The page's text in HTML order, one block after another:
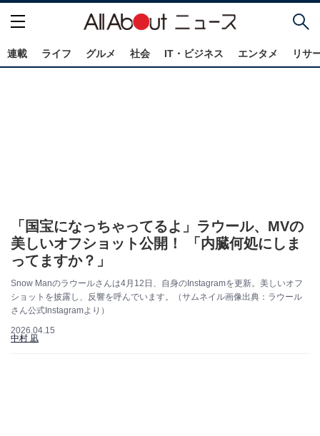
連載 ライフ グルメ 社会 IT・ビジネス エンタメ リサ
「国宝になっちゃってるよ」ラウール、MVの
美しいオフショット公開！ 「内臓何処にしま
ってますか？」
Snow Manのラウールさんは4月12日、自身のInstagramを更新。美しいオフ
ショットを披露し、反響を呼んでいます。（サムネイル画像出典：ラウール
さん公式Instagramより）
2026.04.15
中村 凪